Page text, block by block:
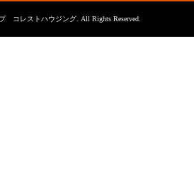
コレストハウジング. All Rights Reserved.